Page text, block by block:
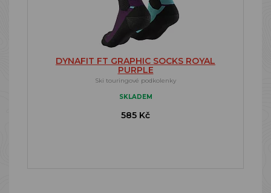
DYNAFIT FT GRAPHIC SOCKS ROYAL
PURPLE
Ski touringové podkolenky
SKLADEM
585 Kč